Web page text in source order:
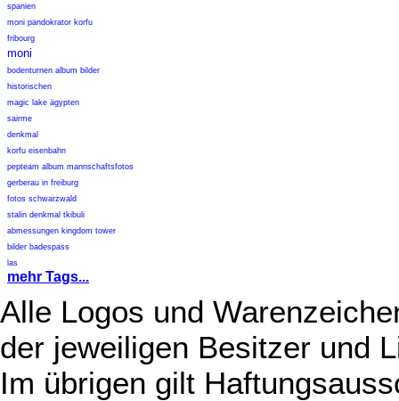
spanien
moni pandokrator korfu
fribourg
moni
bodenturnen album bilder
historischen
magic lake ägypten
sairme
denkmal
korfu eisenbahn
pepteam album mannschaftsfotos
gerberau in freiburg
fotos schwarzwald
stalin denkmal tkibuli
abmessungen kingdom tower
bilder badespass
las
mehr Tags...
Alle Logos und
der jeweiligen Besitzer und
Im übrigen gilt